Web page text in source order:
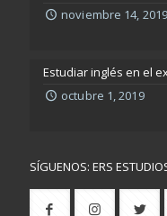
noviembre 14, 2019
Estudiar inglés en el
octubre 1, 2019
SÍGUENOS: ERS